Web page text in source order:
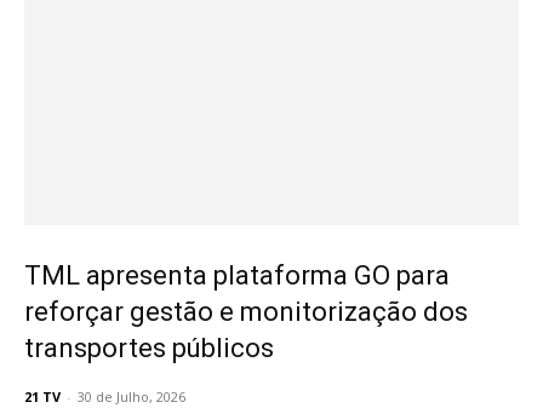
TML apresenta plataforma GO para
reforçar gestão e monitorização dos
transportes públicos
21 TV - 30 de Julho, 2026